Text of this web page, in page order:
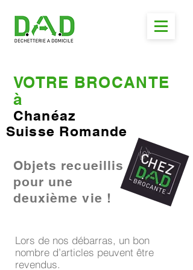
VOTRE BROCANTE
à
Chanéaz
Suisse Romande
Objets recueillis
pour une
deuxième vie !
Lors de nos débarras, un bon
nombre d’articles peuvent être
revendus.